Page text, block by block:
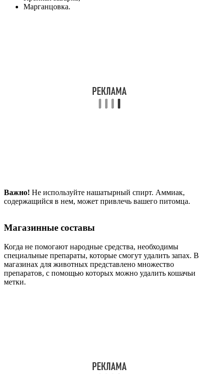
Марганцовка.
Важно! Не используйте нашатырный спирт. Аммиак,
содержащийся в нем, может привлечь вашего питомца.
Магазинные составы
Когда не помогают народные средства, необходимы
специальные препараты, которые смогут удалить запах. В
магазинах для животных представлено множество
препаратов, с помощью которых можно удалить кошачьи
метки.